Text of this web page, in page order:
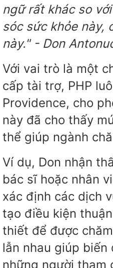
ngữ rất khác so
sóc sức khỏe này,
này." - Don
Với vai trò là một
cấp tài trợ, PHP
Providence, cho
này đã cho thấy
thể giúp ngành
Ví dụ, Don nhận
bác sĩ hoặc nhân
xác định các dịch
tạo điều kiện
thiết để được
lẫn nhau giúp
những người tham